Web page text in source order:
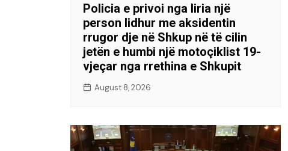
Policia e privoi nga liria një
person lidhur me aksidentin
rrugor dje në Shkup në të cilin
jetën e humbi një motoçiklist 19-
vjeçar nga rrethina e Shkupit
August 8, 2026